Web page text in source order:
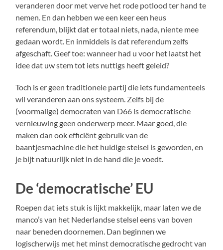
veranderen door met verve het rode potlood ter hand te
nemen. En dan hebben we een keer een heus
referendum, blijkt dat er totaal niets, nada, niente mee
gedaan wordt. En inmiddels is dat referendum zelfs
afgeschaft. Geef toe: wanneer had u voor het laatst het
idee dat uw stem tot iets nuttigs heeft geleid?
Toch is er geen traditionele partij die iets fundamenteels
wil veranderen aan ons systeem. Zelfs bij de
(voormalige) democraten van D66 is democratische
vernieuwing geen onderwerp meer. Maar goed, die
maken dan ook efficiënt gebruik van de
baantjesmachine die het huidige stelsel is geworden, en
je bijt natuurlijk niet in de hand die je voedt.
De ‘democratische’ EU
Roepen dat iets stuk is lijkt makkelijk, maar laten we de
manco’s van het Nederlandse stelsel eens van boven
naar beneden doornemen. Dan beginnen we
logischerwijs met het minst democratische gedrocht van